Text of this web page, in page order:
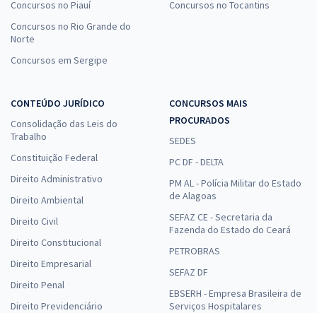
Concursos no Piauí
Concursos no Rio Grande do
Norte
Concursos em Sergipe
Concursos no Tocantins
CONTEÚDO JURÍDICO
Consolidação das Leis do
Trabalho
Constituição Federal
Direito Administrativo
Direito Ambiental
Direito Civil
Direito Constitucional
Direito Empresarial
Direito Penal
Direito Previdenciário
CONCURSOS MAIS
PROCURADOS
SEDES
PC DF - DELTA
PM AL - Polícia Militar do Estado
de Alagoas
SEFAZ CE - Secretaria da
Fazenda do Estado do Ceará
PETROBRAS
SEFAZ DF
EBSERH - Empresa Brasileira de
Serviços Hospitalares